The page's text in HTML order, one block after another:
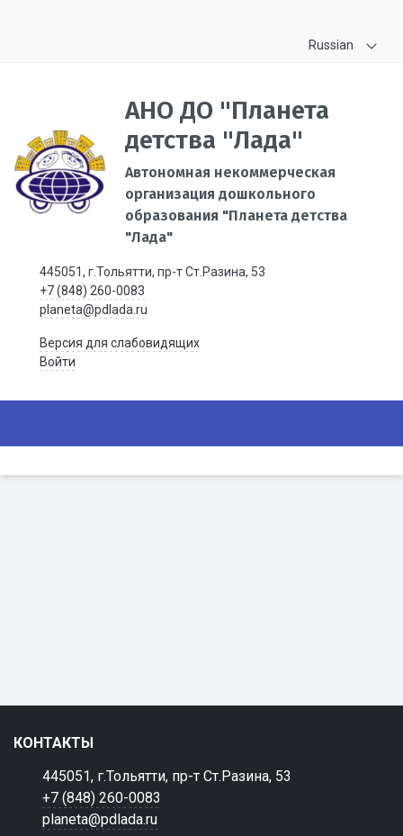
Russian
АНО ДО "Планета
детства "Лада"
Автономная некоммерческая
организация дошкольного
образования "Планета детства
"Лада"
445051, г.Тольятти, пр-т Ст.Разина, 53
+7 (848) 260-0083
planeta@pdlada.ru
Версия для слабовидящих
Войти
КОНТАКТЫ
445051, г.Тольятти, пр-т Ст.Разина, 53
+7 (848) 260-0083
planeta@pdlada.ru